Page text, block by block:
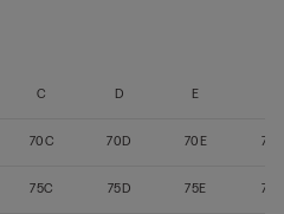
C D E
70C 70D 70E 70F
75C 75D 75E 75F